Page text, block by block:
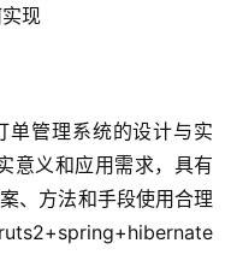
现
管理系统的设计与实
意义和应用需求，具有
、方法和手段使用合理